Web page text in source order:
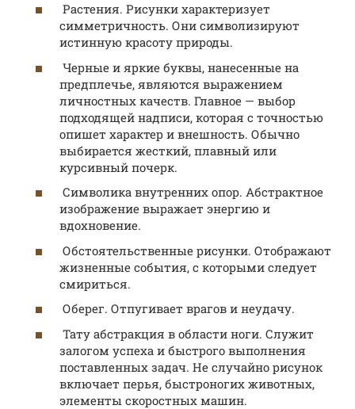
Растения. Рисунки характеризует
симметричность. Они символизируют
истинную красоту природы.
Черные и яркие буквы, нанесенные на
предплечье, являются выражением
личностных качеств. Главное — выбор
подходящей надписи, которая с точностью
опишет характер и внешность. Обычно
выбирается жесткий, плавный или
курсивный почерк.
Символика внутренних опор. Абстрактное
изображение выражает энергию и
вдохновение.
Обстоятельственные рисунки. Отображают
жизненные события, с которыми следует
смириться.
Оберег. Отпугивает врагов и неудачу.
Тату абстракция в области ноги. Служит
залогом успеха и быстрого выполнения
поставленных задач. Не случайно рисунок
включает перья, быстроногих животных,
элементы скоростных машин.